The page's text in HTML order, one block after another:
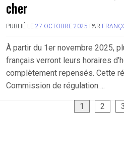
cher
PUBLIÉ LE 27 OCTOBRE 2025 PAR
À partir du 1er novembre 2025,
français verront leurs horaires
complètement repensés. Cette
Commission de régulation….
1 2 3